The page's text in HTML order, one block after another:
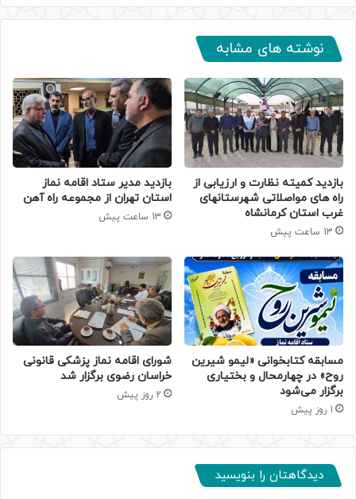
نوشته های مشابه
بازدید کمیته نظارت و ارزیابی از
راه های مواصلاتی شهرستانهای
غرب استان کرمانشاه
13 ساعت پیش
بازدید مدیر ستاد اقامه نماز
استان تهران از مجموعه راه آهن
13 ساعت پیش
مسابقه کتابخوانی «لیمو شیرین
روح» در چهارمحال و بختیاری
برگزار می‌شود
1 روز پیش
شورای اقامه نماز پزشکی قانونی
خراسان رضوی برگزار شد
2 روز پیش
دیدگاهتان را بنویسید